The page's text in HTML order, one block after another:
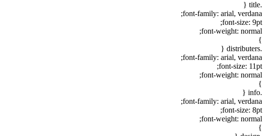
.title {
font-family: arial, verdana;
font-size: 9pt;
font-weight: normal;
}
.distributers {
font-family: arial, verdana;
font-size: 11pt;
font-weight: normal;
}
.info {
font-family: arial, verdana;
font-size: 8pt;
font-weight: normal;
}